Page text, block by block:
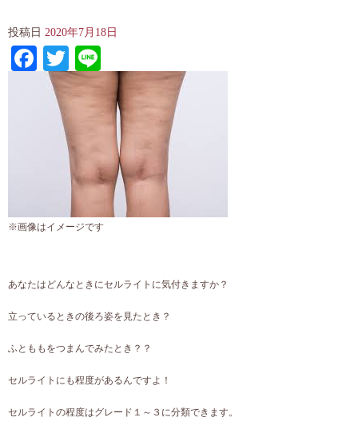
投稿日 2020年7月18日
Facebook
Twitter
※画像はイメージです
あなたはどんなときにセルライトに気付きますか？
立っているときの後ろ姿を見たとき？
ふとももをつまんでみたとき？？
セルライトにも程度があるんですよ！
セルライトの程度はグレード１～３に分類できます。